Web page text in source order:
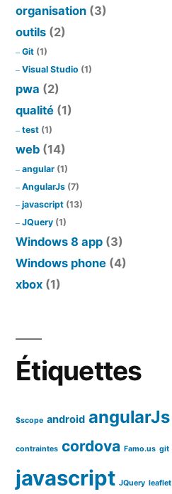
organisation (3)
outils (2)
Git (1)
Visual Studio (1)
pwa (2)
qualité (1)
test (1)
web (14)
angular (1)
AngularJs (7)
javascript (13)
JQuery (1)
Windows 8 app (3)
Windows phone (4)
xbox (1)
Étiquettes
$scope android angularJs
contraintes cordova Famo.us git
javascript JQuery leaflet